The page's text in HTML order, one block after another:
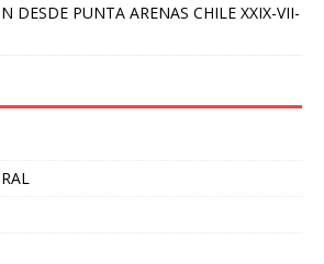
DESDE PUNTA ARENAS CHILE XXIX-VII-